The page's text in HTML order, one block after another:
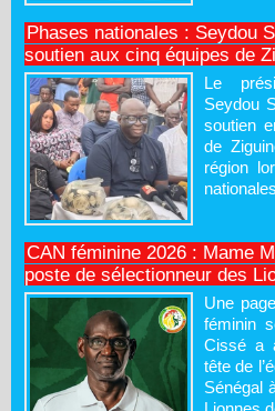
Phases nationales : Seydou
soutien aux cinq équipes de
Le
Seydou
soutien
de
région
CAN féminine 2026 : Mame
poste de sélectionneur des
Une
féminin
Cissé a
tête de
Sénégal